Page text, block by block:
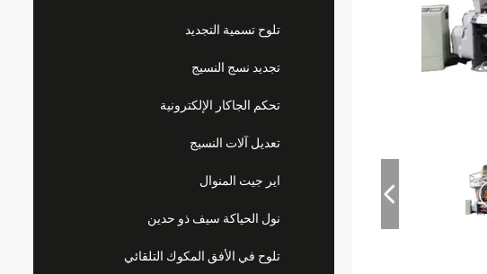
تلوح تسمية التجديد
تجديد نسج النسيج
تحكم الجاكار الإلكترونية
تعديل آلات النسيج
اير جيت المنوال
نول الحياكة سيف ذو حدين
تلوح في الأفق المكوك التلقائي